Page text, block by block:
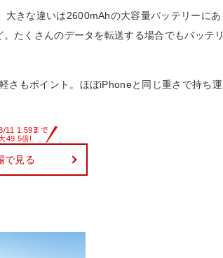
きな違いは2600mAhの大容量バッテリーにあ
たくさんのデータを転送する場合でもバッテリ
さもポイント。ほぼiPhoneと同じ重さで持ち運
で見る